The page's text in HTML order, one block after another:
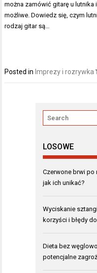
można zamówić gitarę u
możliwe. Dowiedz się, czym
rodzaj gitar są…
Posted in Imprezy i rozrywka
LOSOWE
Czerwone brwi po
jak ich unikać?
Wyciskanie
korzyści i błędy
Dieta bez
potencjalne